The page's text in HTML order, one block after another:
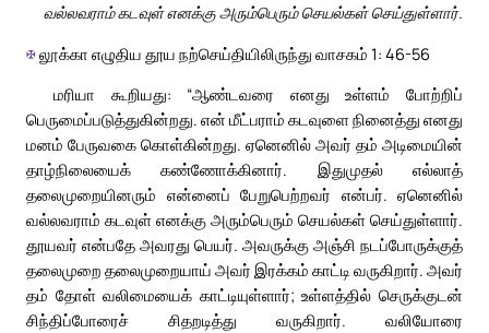
வல்லவராம் கடவுள் எனக்கு அரும்பெரும் செயல்கள் செய்துள்ளார்.
✠லூக்கா எழுதிய தூய நற்செய்தியிலிருந்து வாசகம் 1: 46-56
மரியா கூறியது: “ஆண்டவரை எனது உள்ளம் போற்றிப்
பெருமைப்படுத்துகின்றது. என் மீட்பராம் கடவுளை நினைத்து எனது
மனம் பேருவகை கொள்கின்றது. ஏனெனில் அவர் தம் அடிமையின்
தாழ்நிலையைக் கண்ணோக்கினார். இதுமுதல் எல்லாத்
தலைமுறையினரும் என்னைப் பேறுபெற்றவர் என்பர். ஏனெனில்
வல்லவராம் கடவுள் எனக்கு அரும்பெரும் செயல்கள் செய்துள்ளார்.
தூயவர் என்பதே அவரது பெயர். அவருக்கு அஞ்சி நடப்போருக்குத்
தலைமுறை தலைமுறையாய் அவர் இரக்கம் காட்டி வருகிறார். அவர்
தம் தோள் வலிமையைக் காட்டியுள்ளார்; உள்ளத்தில் செருக்குடன்
சிந்திப்போரைச் சிதறடித்து வருகிறார். வலியோரை